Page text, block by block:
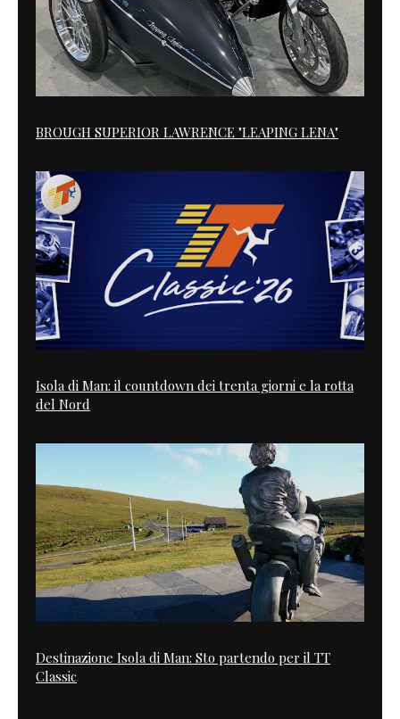
BROUGH SUPERIOR LAWRENCE "LEAPING LENA"
Isola di Man: il countdown dei trenta giorni e la rotta
del Nord
Destinazione Isola di Man: Sto partendo per il TT
Classic